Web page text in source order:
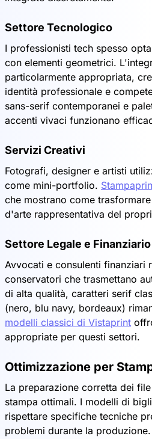
Settore Tecnologico
I professionisti tech spesso
con elementi geometrici.
particolarmente appropriata,
identità professionale e
sans-serif contemporanei e
accenti vivaci funzionano
Servizi Creativi
Fotografi, designer e artisti
come mini-portfolio.
che mostrano come
d'arte rappresentativa del
Settore Legale e Finanziario
Avvocati e consulenti finanziari
conservatori che trasmettano
di alta qualità, caratteri serif
(nero, blu navy, bordeaux)
modelli classici di Vistaprint
appropriate per questi settori.
Ottimizzazione per
La preparazione corretta dei
stampa ottimali. I modelli di
rispettare specifiche tecniche
problemi durante la produzione.